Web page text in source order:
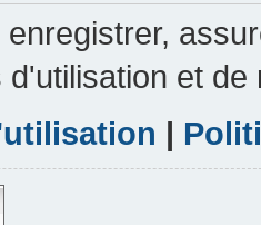
d'utilisation et
|